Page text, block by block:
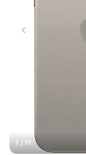
1 / 11